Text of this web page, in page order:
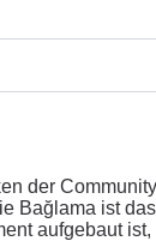
der
Bağlama ist
aufgebaut